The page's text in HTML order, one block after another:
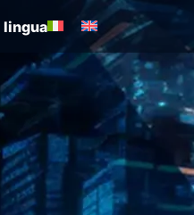
lingua